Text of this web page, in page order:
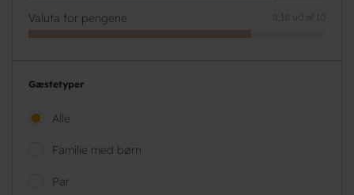
Valuta for pengene 8,18 ud af 10
Gæstetyper
Alle
Familie med børn
Par